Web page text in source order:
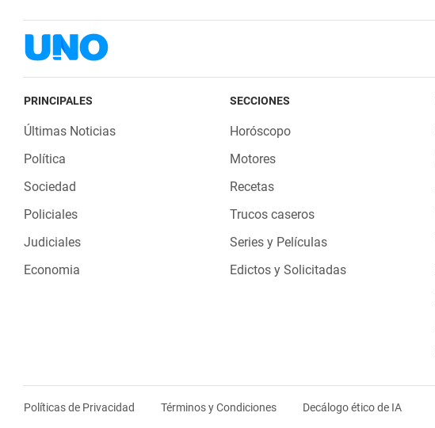
PRINCIPALES
Últimas Noticias
Política
Sociedad
Policiales
Judiciales
Economia
SECCIONES
Horóscopo
Motores
Recetas
Trucos caseros
Series y Películas
Edictos y Solicitadas
Políticas de Privacidad Términos y Condiciones Decálogo ético de IA